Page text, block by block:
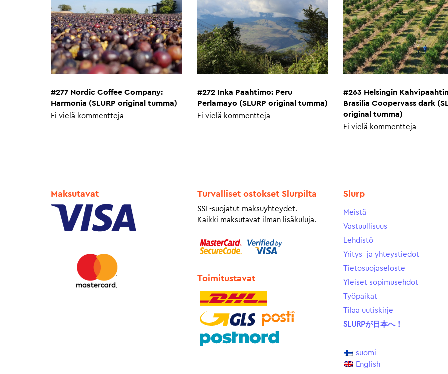
#277 Nordic Coffee Company:
Harmonia (SLURP original tumma)
Ei vielä kommentteja
#272 Inka Paahtimo: Peru
Perlamayo (SLURP original tumma)
Ei vielä kommentteja
#263 Helsingin
Brasilia Coopervass dark
original tumma)
Ei vielä kommentteja
Maksutavat Turvalliset ostokset Slurpilta
SSL-suojatut maksuyhteydet.
Kaikki maksutavat ilman lisäkuluja.
Toimitustavat
Slurp
Meistä
Vastuullisuus
Lehdistö
Yritys- ja yhteystiedot
Tietosuojaseloste
Yleiset sopimusehdot
Työpaikat
Tilaa uutiskirje
SLURPが日本へ！
suomi
English